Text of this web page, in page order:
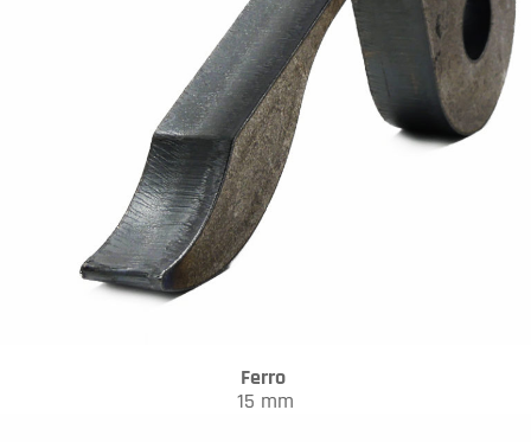
Ferro
15 mm